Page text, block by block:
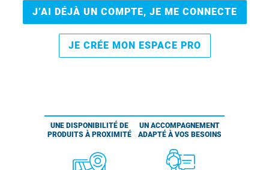
J’AI DÉJÀ UN COMPTE, JE ME CONNECTE
JE CRÉE MON ESPACE PRO
UNE DISPONIBILITÉ DE
PRODUITS À PROXIMITÉ
UN ACCOMPAGNEMENT
ADAPTÉ À VOS BESOINS